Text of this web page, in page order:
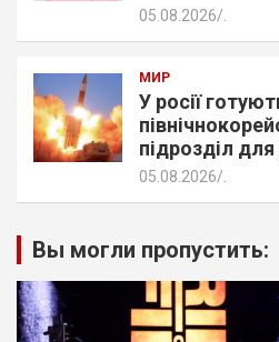
05.08.2026
МИР
У росії
підрозділ для
05.08.2026
Вы могли пропустить: